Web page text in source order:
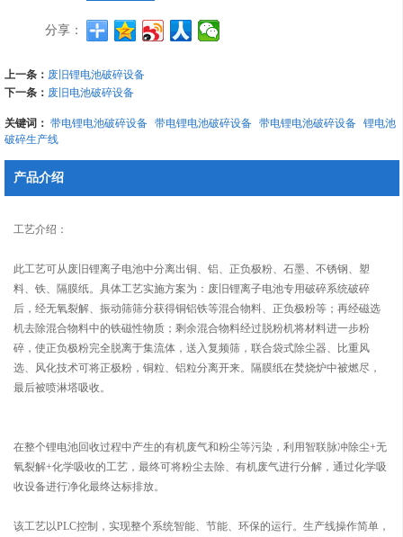
分享：
上一条： 废旧锂电池破碎设备
下一条： 废旧电池破碎设备
关键词： 带电锂电池破碎设备 带电锂电池破碎设备 带电锂电池破碎设备 锂电池
破碎生产线
产品介绍
工艺介绍：
此工艺可从废旧锂离子电池中分离出铜、铝、正负极粉、石墨、不锈钢、塑
料、铁、隔膜纸。具体工艺实施方案为：废旧锂离子电池专用破碎系统破碎
后，经无氧裂解、振动筛筛分获得铜铝铁等混合物料、正负极粉等；再经磁选
机去除混合物料中的铁磁性物质；剩余混合物料经过脱粉机将材料进一步粉
碎，使正负极粉完全脱离于集流体，送入复频筛，联合袋式除尘器、比重风
选、风化技术可将正极粉，铜粒、铝粒分离开来。隔膜纸在焚烧炉中被燃尽，
最后被喷淋塔吸收。
在整个锂电池回收过程中产生的有机废气和粉尘等污染，利用智联脉冲除尘+无
氧裂解+化学吸收的工艺，最终可将粉尘去除、有机废气进行分解，通过化学吸
收设备进行净化最终达标排放。
该工艺以PLC控制，实现整个系统智能、节能、环保的运行。生产线操作简单，